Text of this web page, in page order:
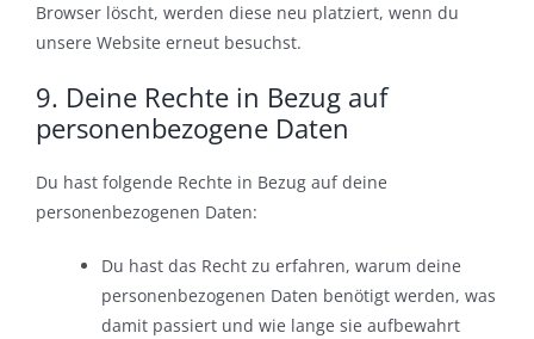
Browser löscht, werden diese neu platziert, wenn du
unsere Website erneut besuchst.
9. Deine Rechte in Bezug auf
personenbezogene Daten
Du hast folgende Rechte in Bezug auf deine
personenbezogenen Daten:
Du hast das Recht zu erfahren, warum deine
personenbezogenen Daten benötigt werden, was
damit passiert und wie lange sie aufbewahrt